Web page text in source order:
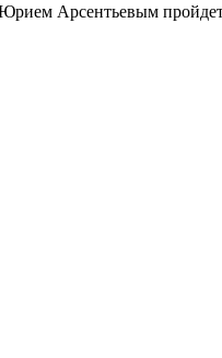
Арсентьевым пройдет